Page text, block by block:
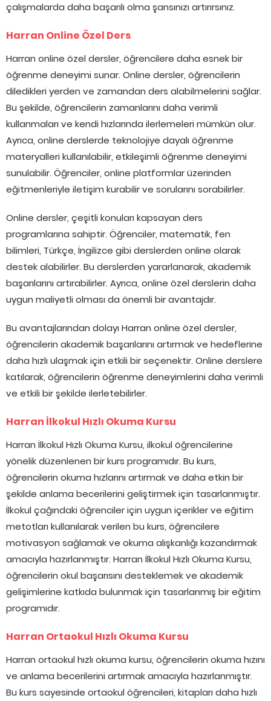
çalışmalarda daha başarılı olma şansınızı artırırsınız.
Harran Online Özel Ders
Harran online özel dersler, öğrencilere daha esnek bir
öğrenme deneyimi sunar. Online dersler, öğrencilerin
diledikleri yerden ve zamandan ders alabilmelerini sağlar.
Bu şekilde, öğrencilerin zamanlarını daha verimli
kullanmaları ve kendi hızlarında ilerlemeleri mümkün olur.
Ayrıca, online derslerde teknolojiye dayalı öğrenme
materyalleri kullanılabilir, etkileşimli öğrenme deneyimi
sunulabilir. Öğrenciler, online platformlar üzerinden
eğitmenleriyle iletişim kurabilir ve sorularını sorabilirler.
Online dersler, çeşitli konuları kapsayan ders
programlarına sahiptir. Öğrenciler, matematik, fen
bilimleri, Türkçe, İngilizce gibi derslerden online olarak
destek alabilirler. Bu derslerden yararlanarak, akademik
başarılarını artırabilirler. Ayrıca, online özel derslerin daha
uygun maliyetli olması da önemli bir avantajdır.
Bu avantajlarından dolayı Harran online özel dersler,
öğrencilerin akademik başarılarını artırmak ve hedeflerine
daha hızlı ulaşmak için etkili bir seçenektir. Online derslere
katılarak, öğrencilerin öğrenme deneyimlerini daha verimli
ve etkili bir şekilde ilerletebilirler.
Harran İlkokul Hızlı Okuma Kursu
Harran İlkokul Hızlı Okuma Kursu, ilkokul öğrencilerine
yönelik düzenlenen bir kurs programıdır. Bu kurs,
öğrencilerin okuma hızlarını artırmak ve daha etkin bir
şekilde anlama becerilerini geliştirmek için tasarlanmıştır.
İlkokul çağındaki öğrenciler için uygun içerikler ve eğitim
metotları kullanılarak verilen bu kurs, öğrencilere
motivasyon sağlamak ve okuma alışkanlığı kazandırmak
amacıyla hazırlanmıştır. Harran İlkokul Hızlı Okuma Kursu,
öğrencilerin okul başarısını desteklemek ve akademik
gelişimlerine katkıda bulunmak için tasarlanmış bir eğitim
programıdır.
Harran Ortaokul Hızlı Okuma Kursu
Harran ortaokul hızlı okuma kursu, öğrencilerin okuma hızını
ve anlama becerilerini artırmak amacıyla hazırlanmıştır.
Bu kurs sayesinde ortaokul öğrencileri, kitapları daha hızlı